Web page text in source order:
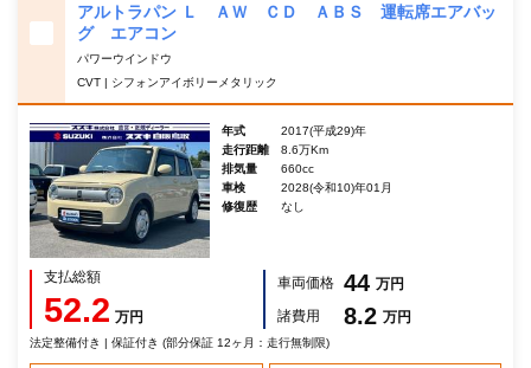
アルトラパン Ｌ ＡＷ ＣＤ ＡＢＳ 運転席エアバッ
グ エアコン
パワーウインドウ
CVT | シフォンアイボリーメタリック
年式
2017(平成29)年
走行距離
8.6万Km
排気量
660cc
車検
2028(令和10)年01月
修復歴
なし
支払総額
52.2 万円
車両価格 44 万円
諸費用
8.2 万円
法定整備付き | 保証付き (部分保証 12ヶ月：走行無制限)